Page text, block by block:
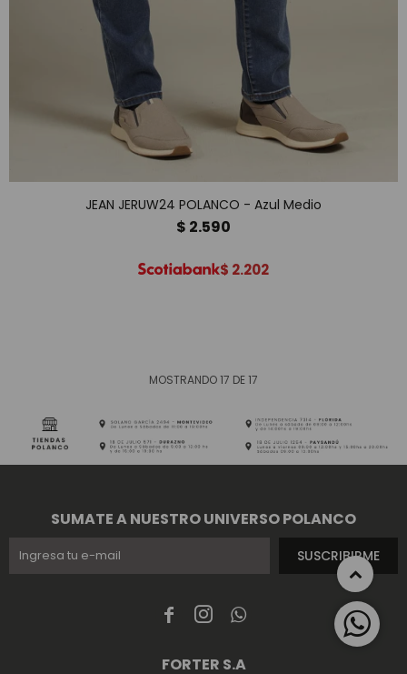
JEAN JERUW24 POLANCO - Azul Medio
$ 2.590
$ 2.202
MOSTRANDO17 DE17
  
FORTER S.A
SUMATE A NUESTRO UNIVERSO POLANCO
SUSCRIBIRME